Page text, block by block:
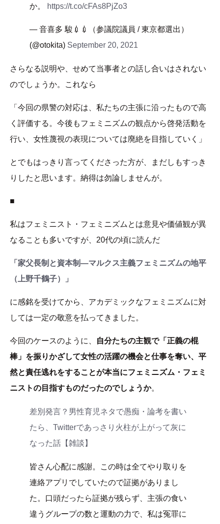
か。
https://t.co/cFAs8PjZo3
— 音喜多 駿💉💉（参議院議員 / 東京都選出）
(@otokita) September 20, 2021
さらなる説明や、せめて当事者との話し合いはされない
のでしょうか。これなら
「今回の県警の対応は、私たちの主張に沿ったもので高
く評価する。今後もフェミニズムの観点から啓発活動を
行い、女性蔑視の表現については廃絶を目指していく」
とでもはっきり言ってくださった方が、まだしもすっき
りしたと思います。納得は勿論しませんが。
■
私はフェミニスト・フェミニズムとは意見や価値観が異
なることも多いですが、20代の頃に読んだ
「家父長制と資本制―マルクス主義フェミニズムの地平
（上野千鶴子）」
に感銘を受けてから、アカデミックなフェミニズムに対
しては一定の敬意を払ってきました。
今回のケースのように、
自分たちの主観で「正義の棍
棒」を振りかざして女性の活躍の機会と仕事を奪い、平
然と責任逃れをすることが本当にフェミニズム・フェミ
ニストの目指すものだったのでしょうか。
差別発言？男性育児ネタで愚痴・論考を書い
たら、Twitterであっさり火柱が上がって灰に
なった話【雑談】
皆さん心配に感謝。この時は全てやり取りを
連絡アプリでしていたので証拠がありまし
た。口頭だったら証拠が残らず、主張の食い
違うグループの数と運動の力で、私は冤罪に